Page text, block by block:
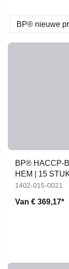
BP® HACCP-
HEM | 15
1402-015-0021
Van € 369,17*